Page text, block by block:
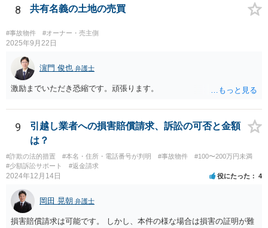
取りの交渉をすることもあり得るでしょう。 反対に、明け渡しを求め
困難とならざるを得ないでしょう。 いずれにしても、（強制的な）明
け渡しなどの請求もお考えなのであれば、現況や契約書等の確認が不
可欠ですから、資料等一式を持参して弁護士にご相談された方がよい
かと思います。
8 共有名義の土地の売買
#事故物件 #オーナー・売主側
2025年9月22日
濵門 俊也 弁護士
激励までいただき恐縮です。頑張ります。
9
引越し業者への損害賠償請求、訴訟の可否と金額
は？
#詐欺の法的措置 #本名・住所・電話番号が判明 #事故物件
#100〜200万円未満
#少額訴訟サポート
#返金請求
2024年12月14日 役にたった 4
岡田 晃朝 弁護士
損害賠償請求は可能です。 しかし、本件の様な場合は損害の証明が難